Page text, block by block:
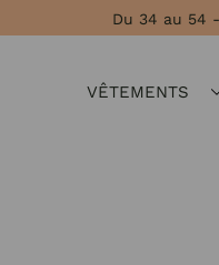
Du 34 au 54
VÊTEMENTS